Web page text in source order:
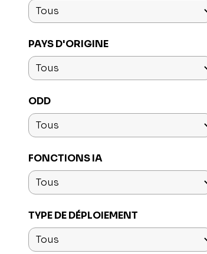
PAYS D'ORIGINE
ODD
FONCTIONS IA
TYPE DE DÉPLOIEMENT